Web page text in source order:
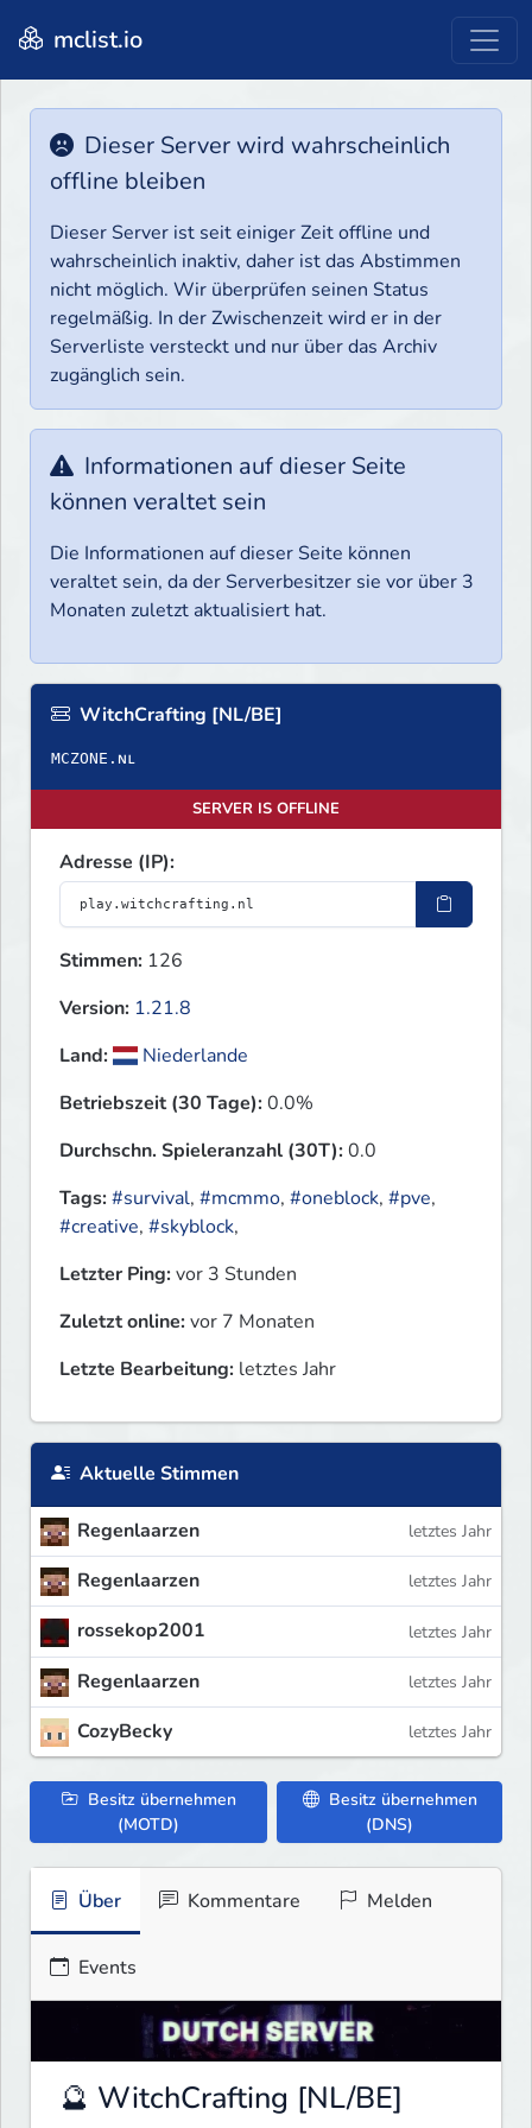
mclist.io
Dieser Server wird wahrscheinlich
offline bleiben
Dieser Server ist seit einiger Zeit offline und
wahrscheinlich inaktiv, daher ist das Abstimmen
nicht möglich. Wir überprüfen seinen Status
regelmäßig. In der Zwischenzeit wird er in der
Serverliste versteckt und nur über das Archiv
zugänglich sein.
Informationen auf dieser Seite
können veraltet sein
Die Informationen auf dieser Seite können
veraltet sein, da der Serverbesitzer sie vor über 3
Monaten zuletzt aktualisiert hat.
WitchCrafting [NL/BE]
SERVER IS OFFLINE
Adresse (IP):
Stimmen: 126
Version: 1.21.8
Land:
Niederlande
Betriebszeit (30 Tage):0.0%
Durchschn. Spieleranzahl (30T):0.0
Tags:#survival, #mcmmo, #oneblock, #pve,
#creative, #skyblock,
Letzter Ping:vor 3 Stunden
Zuletzt online:vor 7 Monaten
Letzte Bearbeitung: letztes Jahr
Aktuelle Stimmen
Regenlaarzen letztes Jahr
Regenlaarzen letztes Jahr
rossekop2001 letztes Jahr
Regenlaarzen letztes Jahr
CozyBecky letztes Jahr
Besitz übernehmen
(MOTD)
Besitz übernehmen
(DNS)
Über Kommentare Melden
Events
🔮 WitchCrafting [NL/BE]